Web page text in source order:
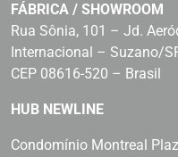
FÁBRICA / SHOWROOM
Rua Sônia, 101 – Jd.
Internacional – Suzano/
CEP 08616-520 – Brasil
HUB NEWLINE
Condomínio Montreal